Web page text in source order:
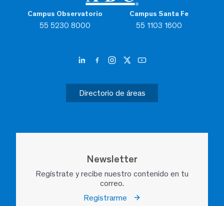
Campus Observatorio
55 5230 8000
Campus Santa Fe
55 1103 1600
Directorio de áreas
Newsletter
Regístrate y recibe nuestro contenido en tu
correo.
Registrarme